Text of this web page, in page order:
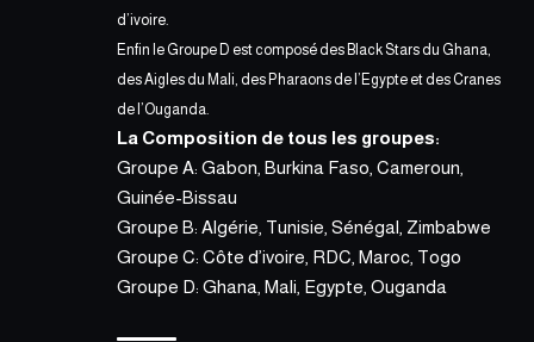
d’ivoire.
Enfin le Groupe D est composé des Black Stars du Ghana,
des Aigles du Mali, des Pharaons de l’Egypte et des Cranes
de l’Ouganda.
La Composition de tous les groupes:
Groupe A: Gabon, Burkina Faso, Cameroun,
Guinée-Bissau
Groupe B: Algérie, Tunisie, Sénégal, Zimbabwe
Groupe C: Côte d’ivoire, RDC, Maroc, Togo
Groupe D: Ghana, Mali, Egypte, Ouganda